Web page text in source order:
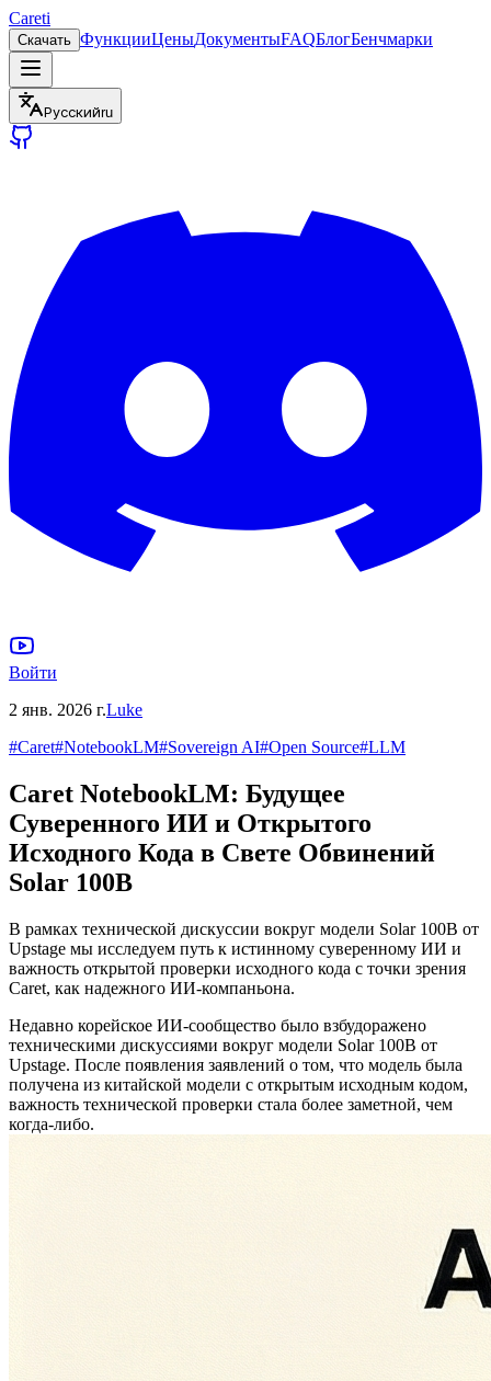
Careti
Скачать ФункцииЦеныДокументыFAQБлогБенчмарки
Русскийru
Войти
2 янв. 2026 г.Luke
#Caret#NotebookLM#Sovereign AI#Open Source#LLM
Caret NotebookLM: Будущее
Суверенного ИИ и Открытого
Исходного Кода в Свете Обвинений
Solar 100B
В рамках технической дискуссии вокруг модели Solar 100B от
Upstage мы исследуем путь к истинному суверенному ИИ и
важность открытой проверки исходного кода с точки зрения
Caret, как надежного ИИ-компаньона.
Недавно корейское ИИ-сообщество было взбудоражено
техническими дискуссиями вокруг модели Solar 100B от
Upstage. После появления заявлений о том, что модель была
получена из китайской модели с открытым исходным кодом,
важность технической проверки стала более заметной, чем
когда-либо.